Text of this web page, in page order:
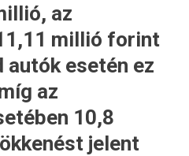
az
millió forint
esetén ez
az
10,8
jelent